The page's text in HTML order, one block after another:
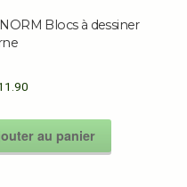
Blocs à dessiner
au panier